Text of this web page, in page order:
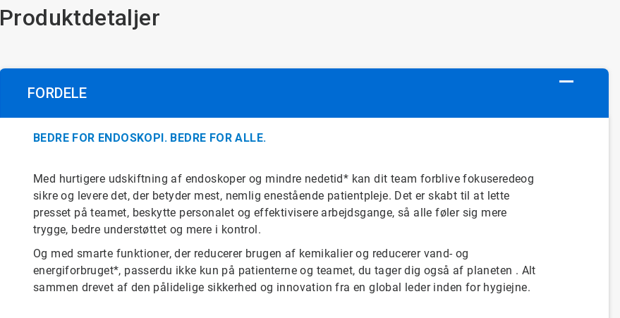
Produktdetaljer
FORDELE
BEDRE FOR ENDOSKOPI. BEDRE FOR ALLE.
Med hurtigere udskiftning af endoskoper og mindre nedetid* kandit team forblive fokuseredeog
sikre og levere det, der betyder mest, nemlig enestående patientpleje. Det er skabt til at lette
presset på teamet, beskytte personalet og effektivisere arbejdsgange,så alle føler sig mere
trygge, bedre understøttet og mere i kontrol.
Og med smarte funktioner,der reducerer brugen af kemikalierog reducerervand- og
energiforbruget*, passerdu ikke kun på patienterne og teamet, du tager dig også af planeten . Alt
sammen drevet af den pålidelige sikkerhed og innovation fra en global leder inden for hygiejne.